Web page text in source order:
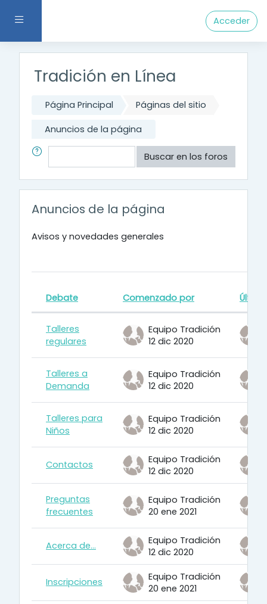
Panel lateral Acceder
Tradición en Línea
Página Principal Páginas del sitio
Anuncios de la página
Buscar
Buscar en los foros
Anuncios de la página
Avisos y novedades generales
Mostrando 10 de 10 discusiones
Estado
Debate Comenzado por
Talleres
regulares
Equipo Tradición
12 dic 2020
Talleres a
Demanda
Equipo Tradición
12 dic 2020
Talleres para
Niños
Equipo Tradición
12 dic 2020
Contactos
Equipo Tradición
12 dic 2020
Preguntas
frecuentes
Equipo Tradición
20 ene 2021
Acerca de...
Equipo Tradición
12 dic 2020
Inscripciones
Equipo Tradición
20 ene 2021